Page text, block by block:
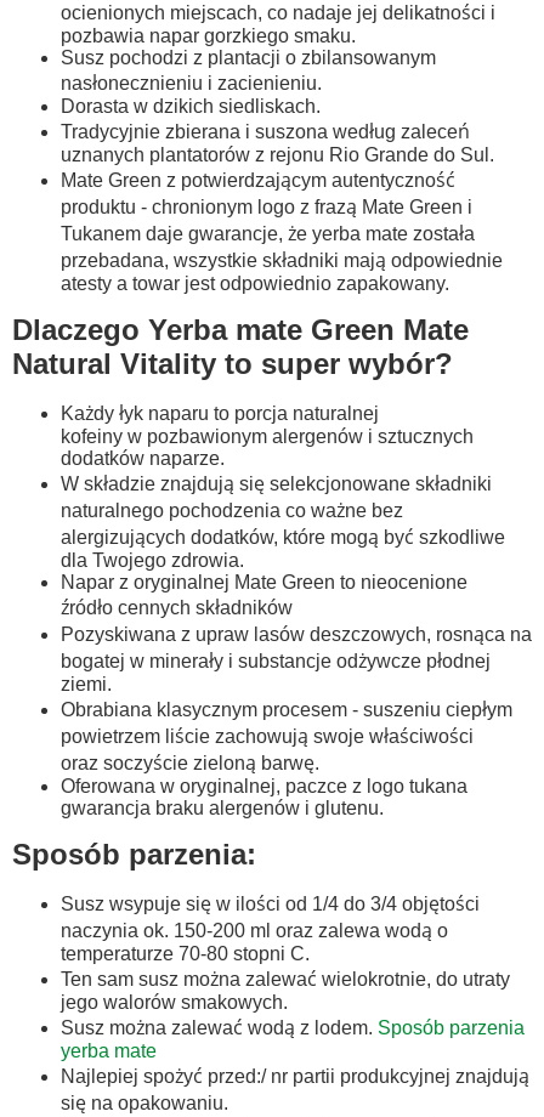
ocienionych miejscach, co nadaje jej delikatności i
pozbawia napar gorzkiego smaku.
Susz pochodzi z plantacji o zbilansowanym
nasłonecznieniu i zacienieniu.
Dorasta w dzikich siedliskach.
Tradycyjnie zbierana i suszona według zaleceń
uznanych plantatorów z rejonu Rio Grande do Sul.
Mate Green z potwierdzającym autentyczność
produktu - chronionym logo z frazą Mate Green i
Tukanem daje gwarancje, że yerba mate została
przebadana, wszystkie składniki mają odpowiednie
atesty a towar jest odpowiednio zapakowany.
Dlaczego Yerba mate Green Mate
Natural Vitality to super wybór?
Każdy łyk naparu to porcja naturalnej
kofeiny w pozbawionym alergenów i sztucznych
dodatków naparze.
W składzie znajdują się selekcjonowane składniki
naturalnego pochodzenia co ważne bez
alergizujących dodatków, które mogą być szkodliwe
dla Twojego zdrowia.
Napar z oryginalnej Mate Green to nieocenione
źródło cennych składników
Pozyskiwana z upraw lasów deszczowych, rosnąca na
bogatej w minerały i substancje odżywcze płodnej
ziemi.
Obrabiana klasycznym procesem - suszeniu ciepłym
powietrzem liście zachowują swoje właściwości
oraz soczyście zieloną barwę.
Oferowana w oryginalnej, paczce z logo tukana
gwarancja braku alergenów i glutenu.
Sposób parzenia:
Susz wsypuje się w ilości od 1/4 do 3/4 objętości
naczynia ok. 150-200 ml oraz zalewa wodą o
temperaturze 70-80 stopni C.
Ten sam susz można zalewać wielokrotnie, do utraty
jego walorów smakowych.
Susz można zalewać wodą z lodem. Sposób parzenia
yerba mate
Najlepiej spożyć przed:/ nr partii produkcyjnej znajdują
się na opakowaniu.